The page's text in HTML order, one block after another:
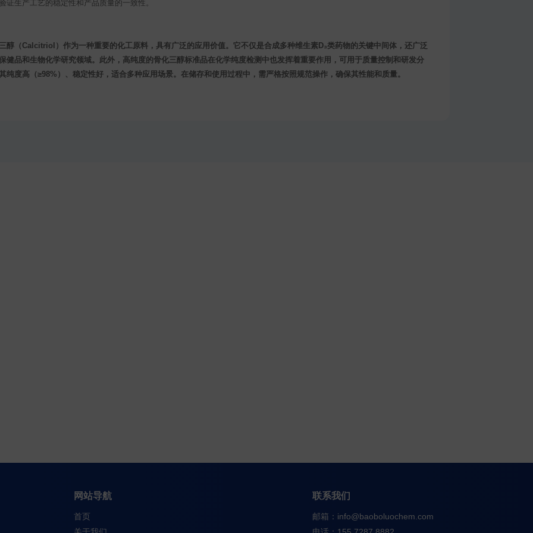
证生产工艺的稳定性和产品质量的一致性。
醇（Calcitriol）作为一种重要的化工原料，具有广泛的应用价值。它不仅是合成多种维生素D₃类药物的关键中间体，还广泛
健品和生物化学研究领域。此外，高纯度的骨化三醇标准品在化学纯度检测中也发挥着重要作用，可用于质量控制和研发分
纯度高（≥98%）、稳定性好，适合多种应用场景。在储存和使用过程中，需严格按照规范操作，确保其性能和质量。
网站导航
首页
联系我们
邮箱： info@baoboluochem.com